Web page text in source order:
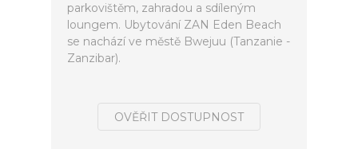
parkovištěm, zahradou a sdíleným
loungem. Ubytování ZAN Eden Beach
se nachází ve městě Bwejuu (Tanzanie -
Zanzibar).
OVĚŘIT DOSTUPNOST